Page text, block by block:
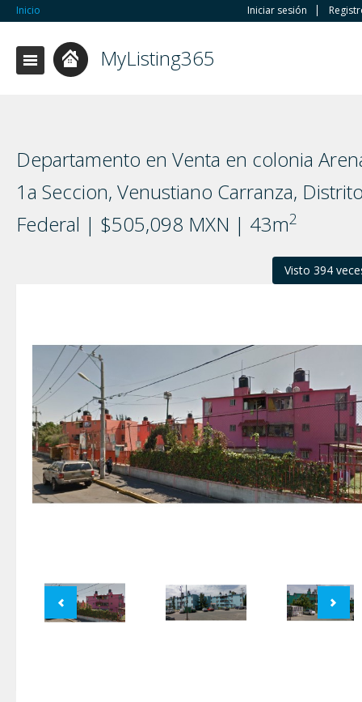
Inicio Iniciar sesión
MyListing365
Departamento en Venta en colonia
1a Seccion, Venustiano Carranza,
Federal | $505,098 MXN | 43m2
Visto 394